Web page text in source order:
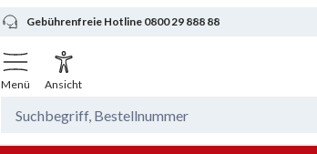
Gebührenfreie Hotline 0800 29 888 88
Menü Ansicht